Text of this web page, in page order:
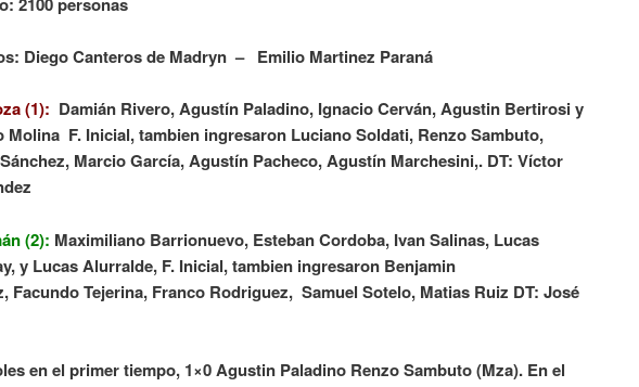
Diego Canteros de Madryn – Emilio Martinez Paraná
(1): Damián Rivero, Agustín Paladino, Ignacio Cerván, Agustin Bertirosi y
Molina F. Inicial, tambien ingresaron Luciano Soldati, Renzo Sambuto,
Marcio García, Agustín Pacheco, Agustín Marchesini,. DT: Víctor
(2): Maximiliano Barrionuevo, Esteban Cordoba, Ivan Salinas, Lucas
y Lucas Alurralde, F. Inicial, tambien ingresaron Benjamin
Facundo Tejerina, Franco Rodriguez, Samuel Sotelo, Matias Ruiz DT: José
en el primer tiempo, 1×0 Agustin Paladino Renzo Sambuto (Mza). En el